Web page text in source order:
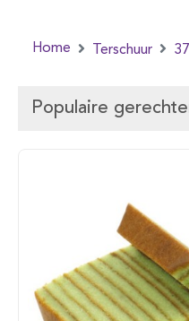
Home Terschuur
Populaire